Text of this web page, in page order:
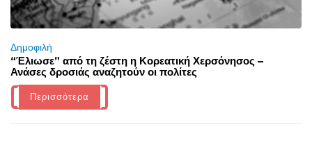
Δημοφιλή
“Έλιωσε” από τη ζέστη η Κορεατική Χερσόνησος –
Ανάσες δροσιάς αναζητούν οι πολίτες
Περισσότερα